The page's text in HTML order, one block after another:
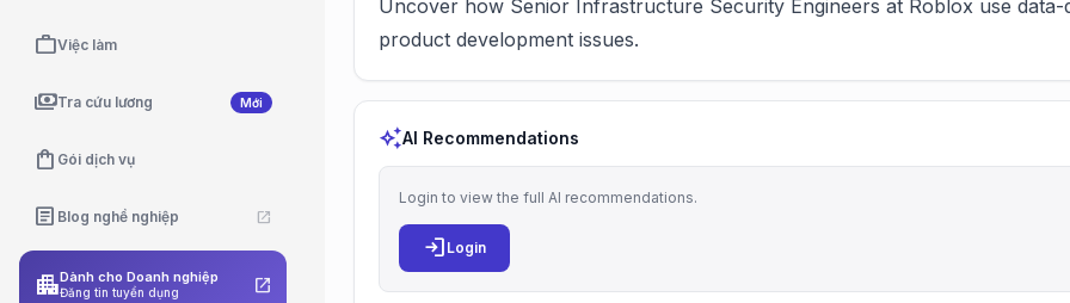
workViệc làm
paymentsTra cứu lương Mới
shopping_bag Gói dịch vụ
article Blog nghề nghiệp open_in_new
apartmentDành cho Doanh nghiệp
Đăng tin tuyển dụng open_in_new
Uncover how Senior Infrastructure Security Engineers at Roblox use
product development issues.
auto_awesomeAI Recommendations
Login to view the full AI recommendations.
login Login